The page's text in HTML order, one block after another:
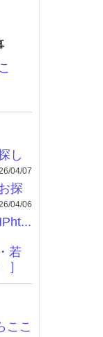
し
04/07
探
04/06
若
］
ここ